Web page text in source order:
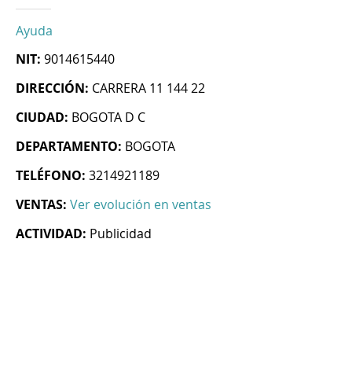
Ayuda
NIT: 9014615440
DIRECCIÓN: CARRERA 11 144 22
CIUDAD: BOGOTA D C
DEPARTAMENTO: BOGOTA
TELÉFONO: 3214921189
VENTAS: Ver evolución en ventas
ACTIVIDAD: Publicidad